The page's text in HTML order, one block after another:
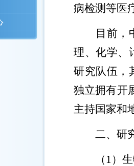
病检测等医
目前，
理、化学、
研究队伍，
独立拥有开
主持国家和
二、研
（ 1）